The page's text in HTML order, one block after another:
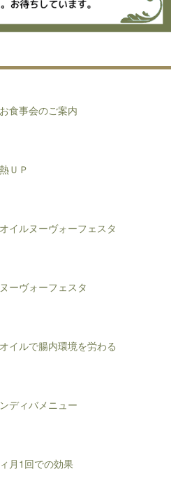
食事会のご案内
ＵＰ
イルヌーヴォーフェスタ
ーヴォーフェスタ
イルで腸内環境を労わる
ディバメニュー
月1回での効果